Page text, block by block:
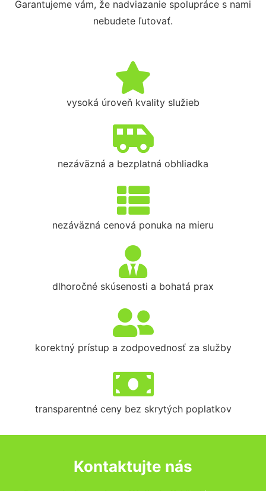
Garantujeme vám, že nadviazanie spolupráce s nami
nebudete ľutovať.
vysoká úroveň kvality služieb
nezáväzná a bezplatná obhliadka
nezáväzná cenová ponuka na mieru
dlhoročné skúsenosti a bohatá prax
korektný prístup a zodpovednosť za služby
transparentné ceny bez skrytých poplatkov
Kontaktujte nás